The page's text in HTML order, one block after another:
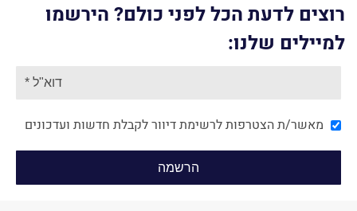
רוצים לדעת הכל לפני כולם? הירשמו
למיילים שלנו:
מאשר/ת הצטרפות לרשימת דיוור לקבלת חדשות ועדכונים